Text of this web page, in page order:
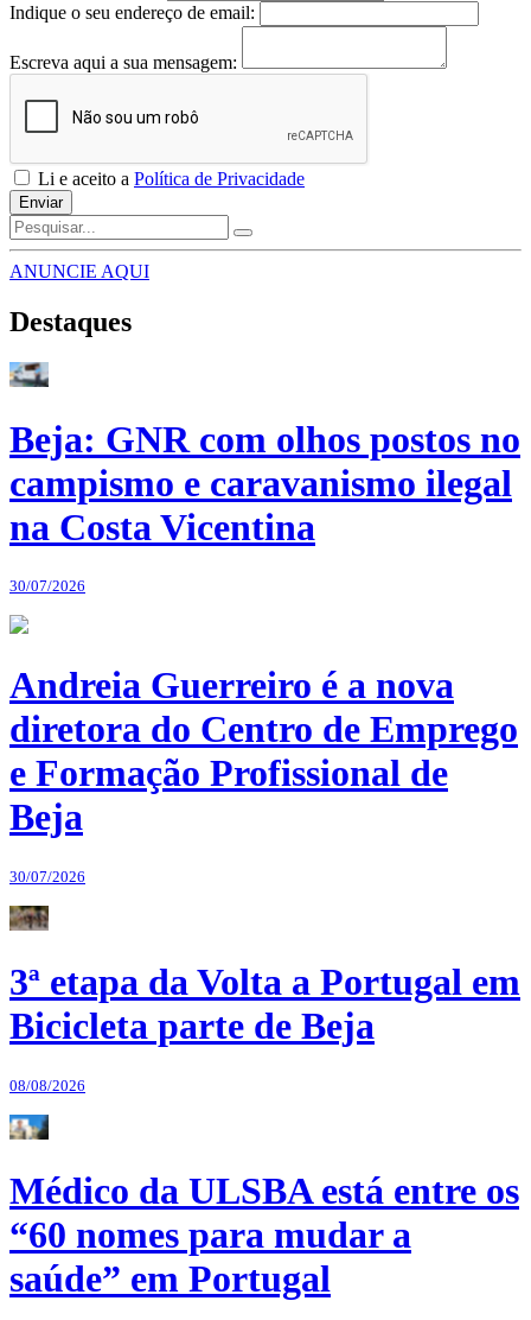
Indique o seu endereço de email:
Escreva aqui a sua mensagem:
Li e aceito a Política de Privacidade
Enviar
ANUNCIE AQUI
Destaques
Beja: GNR com olhos postos no
campismo e caravanismo ilegal
na Costa Vicentina
30/07/2026
Andreia Guerreiro é a nova
diretora do Centro de Emprego
e Formação Profissional de
Beja
30/07/2026
3ª etapa da Volta a Portugal em
Bicicleta parte de Beja
08/08/2026
Médico da ULSBA está entre os
“60 nomes para mudar a
saúde” em Portugal